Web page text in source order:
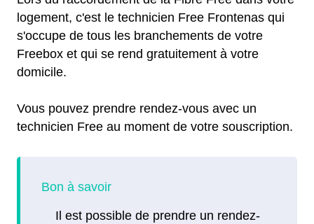
logement, c'est le technicien Free Frontenas qui
s'occupe de tous les branchements de votre
Freebox et qui se rend gratuitement à votre
domicile.
Vous pouvez prendre rendez-vous avec un
technicien Free au moment de votre souscription.